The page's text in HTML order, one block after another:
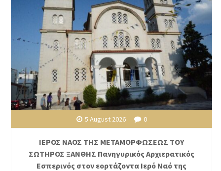
5 August 2026 0
ΙΕΡΟΣ ΝΑΟΣ ΤΗΣ ΜΕΤΑΜΟΡΦΩΣΕΩΣ ΤΟΥ
ΣΩΤΗΡΟΣ ΞΑΝΘΗΣ Πανηγυρικός Αρχιερατικός
Εσπερινός στον εορτάζοντα Ιερό Ναό της